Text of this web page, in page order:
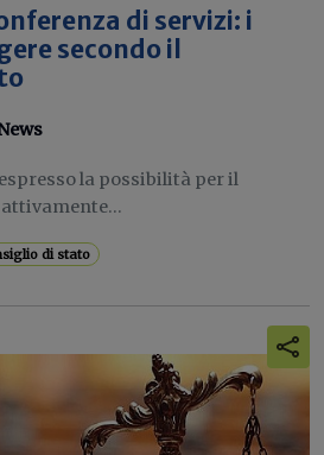
di servizi: i
secondo il
la possibilità per il
di stato